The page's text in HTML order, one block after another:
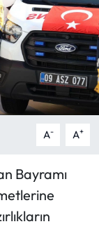
A- A+
Bayramı